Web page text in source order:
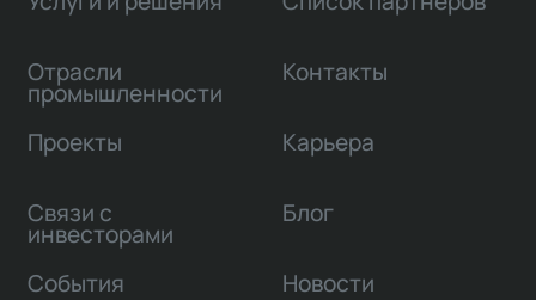
Отрасли
промышленности
Проекты
Связи с
инвесторами
Контакты
Карьера
Блог
События Новости